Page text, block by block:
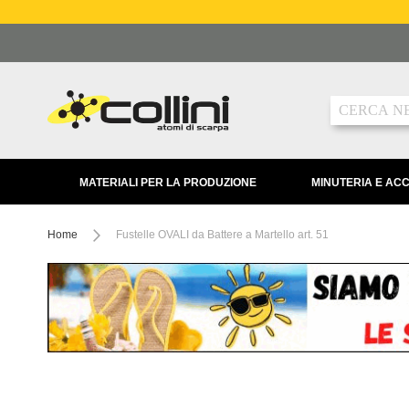
al
Ricerca
MATERIALI PER LA PRODUZIONE MINUTERIA E
Home Fustelle OVALI da Battere a Martello art. 51